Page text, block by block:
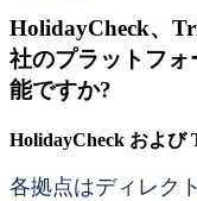
HolidayCheck、
社のプラットフ
能ですか?
HolidayCheck および
各拠点はディレク